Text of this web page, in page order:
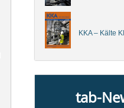
KKA – Kälte
tab-